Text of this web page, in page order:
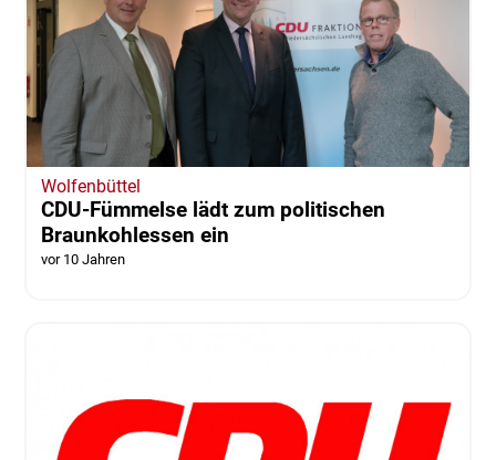
Wolfenbüttel
CDU-Fümmelse lädt zum politischen
Braunkohlessen ein
vor 10 Jahren